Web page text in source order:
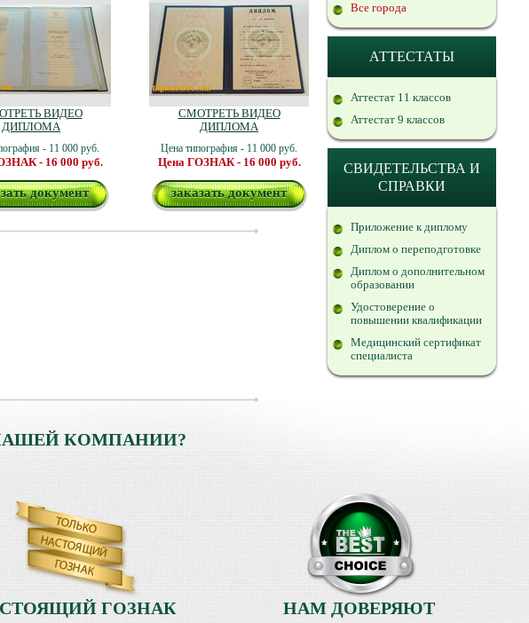
ВИДЕО
ДИПЛОМА
- 11 000 руб.
- 16 000 руб.
документ
СМОТРЕТЬ ВИДЕО
ДИПЛОМА
Цена типография - 11 000 руб.
Цена ГОЗНАК - 16 000 руб.
заказать документ
Все города
АТТЕСТАТЫ
Аттестат 11 классов
Аттестат 9 классов
СВИДЕТЕЛЬСТВА И
СПРАВКИ
Приложение к диплому
Диплом о переподготовке
Диплом о дополнительном
образовании
Удостоверение о
повышении квалификации
Медицинский сертификат
специалиста
КОМПАНИИ?
ГОЗНАК НАМ ДОВЕРЯЮТ